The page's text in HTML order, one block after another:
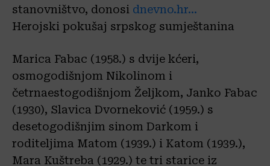
stanovništvo, donosi dnevno.hr…
Herojski pokušaj srpskog sumještanina
Marica Fabac (1958.) s dvije kćeri,
osmogodišnjom Nikolinom i
četrnaestogodišnjom Željkom, Janko Fabac
(1930), Slavica Dvorneković (1959.) s
desetogodišnjim sinom Darkom i
roditeljima Matom (1939.) i Katom (1939.),
Mara Kuštreba (1929.) te tri starice iz